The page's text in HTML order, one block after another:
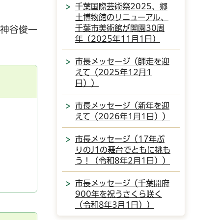
谷俊一
千葉国際芸術祭2025、郷
土博物館のリニューアル、
千葉市美術館が開園30周
年（2025年11月1日）
市長メッセージ（師走を迎
えて（2025年12月1
日））
市長メッセージ（新年を迎
えて（2026年1月1日））
市長メッセージ（17年ぶ
りのJ1の舞台でともに挑も
う！（令和8年2月1日））
市長メッセージ（千葉開府
900年を祝うさくら咲く
（令和8年3月1日））